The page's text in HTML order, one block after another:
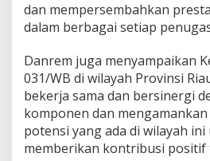
dan mempersembahkan
dalam berbagai setiap
Danrem juga menyampaikan
031/WB di wilayah Provinsi
bekerja sama dan bersinergi
komponen dan mengamankan
potensi yang ada di wilayah
memberikan kontribusi positif